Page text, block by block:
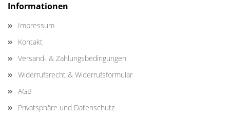
Informationen
Impressum
Kontakt
Versand- & Zahlungsbedingungen
Widerrufsrecht & Widerrufsformular
AGB
Privatsphäre und Datenschutz